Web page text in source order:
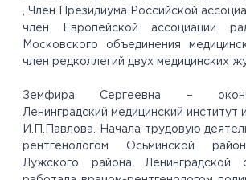
, Член Президиума Российской
член Европейской ассоциации
Московского объединения
член редколлегий двух медицинских
Земфира Сергеевна –
Ленинградский медицинский институт
И.П.Павлова. Начала трудовую
рентгенологом Осьминской
Лужского района Ленинградской